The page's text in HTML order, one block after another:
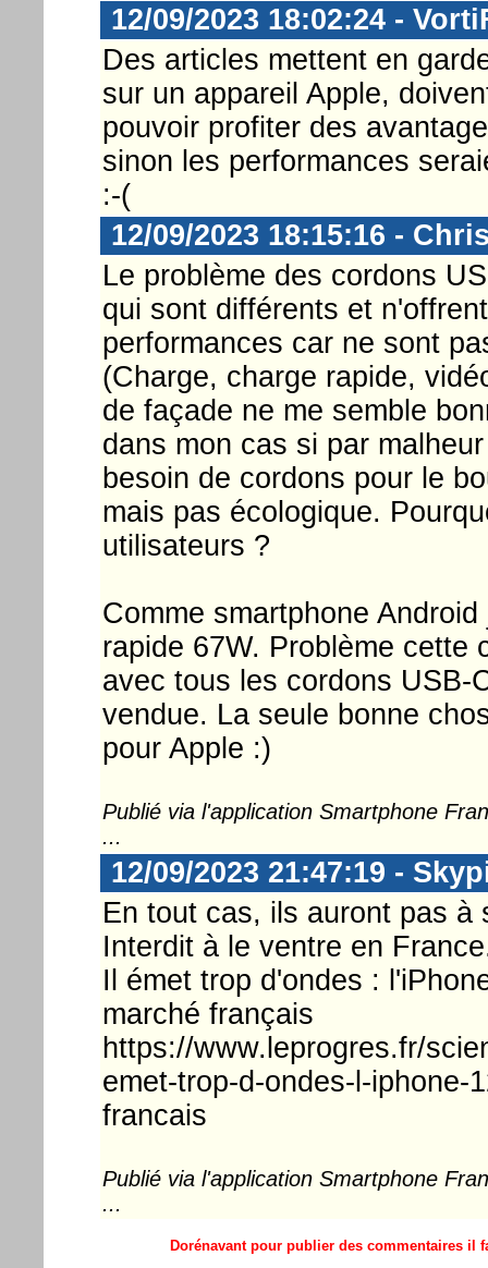
12/09/2023 18:02:24 -
Des articles mettent en
sur un appareil Apple,
pouvoir profiter des
sinon les performances
:-(
12/09/2023 18:15:16 -
Le problème des cordons
qui sont différents et
performances car ne sont
(Charge, charge rapide,
de façade ne me semble
dans mon cas si par
besoin de cordons pour le
mais pas écologique.
utilisateurs ?
Comme smartphone
rapide 67W. Problème cette
avec tous les cordons USB-
vendue. La seule bonne
pour Apple :)
Publié via l'application Smartphone
...
12/09/2023 21:47:19 -
En tout cas, ils auront pas à
Interdit à le ventre en
Il émet trop d'ondes :
marché français
https://www.leprogres.fr/
emet-trop-d-ondes-l-iphone-
francais
Publié via l'application Smartphone
...
Dorénavant pour publier des commentaires il